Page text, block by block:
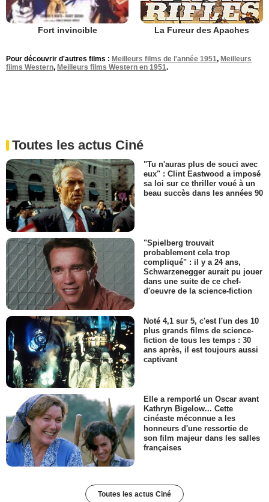
Fort invincible La Fureur des Apaches
Pour découvrir d'autres films : Meilleurs films de l'année 1951, Meilleurs
films Western, Meilleurs films Western en 1951.
Toutes les actus Ciné
"Tu n'auras plus de souci avec
eux" : Clint Eastwood a imposé
sa loi sur ce thriller voué à un
beau succès dans les années 90
"Spielberg trouvait
probablement cela trop
compliqué" : il y a 24 ans,
Schwarzenegger aurait pu jouer
dans une suite de ce chef-
d'oeuvre de la science-fiction
Noté 4,1 sur 5, c'est l'un des 10
plus grands films de science-
fiction de tous les temps : 30
ans après, il est toujours aussi
captivant
Elle a remporté un Oscar avant
Kathryn Bigelow... Cette
cinéaste méconnue a les
honneurs d'une ressortie de
son film majeur dans les salles
françaises
Toutes les actus Ciné